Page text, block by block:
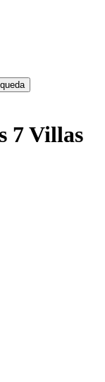
7 Villas